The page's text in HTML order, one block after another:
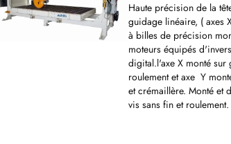
Haute précision de la
guidage linéaire, (
à billes de précision
moteurs équipés
digital.l'axe X monté sur
roulement et axe Y
et crémaillère. Monté et
vis sans fin et roulement.